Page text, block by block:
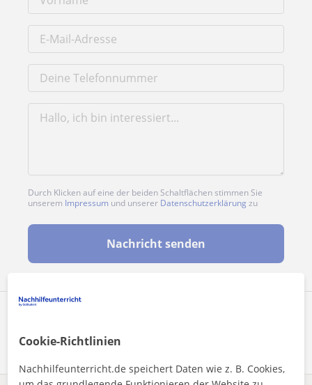
Durch Klicken auf eine der beiden Schaltflächen stimmen Sie
unserem Impressum und unserer Datenschutzerklärung zu
Nachricht senden
Cookie-Richtlinien
Nachhilfeunterricht.de speichert Daten wie z. B. Cookies,